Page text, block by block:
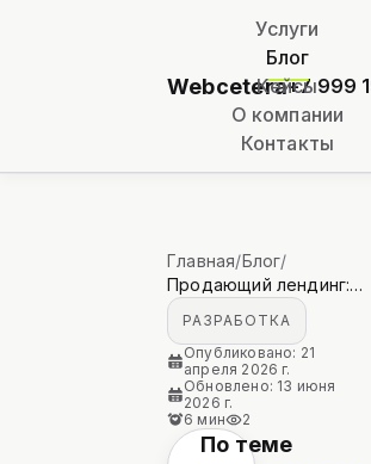
Webcetera
Услуги
Блог
Кейсы
О компании
Контакты
+7 999
Главная/Блог/
Продающий лендинг: структура по блокам, цены 2026 и ошибки, убивающие конверсию
РАЗРАБОТКА
Опубликовано: 21
апреля 2026 г.
Обновлено: 13 июня
2026 г.
6 мин
2
По теме